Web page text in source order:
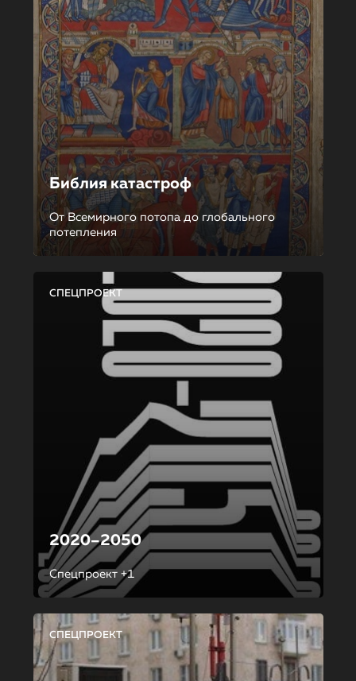
Библия катастроф
От Всемирного потопа до глобального
потепления
СПЕЦПРОЕКТ
2020–2050
Спецпроект +1
СПЕЦПРОЕКТ